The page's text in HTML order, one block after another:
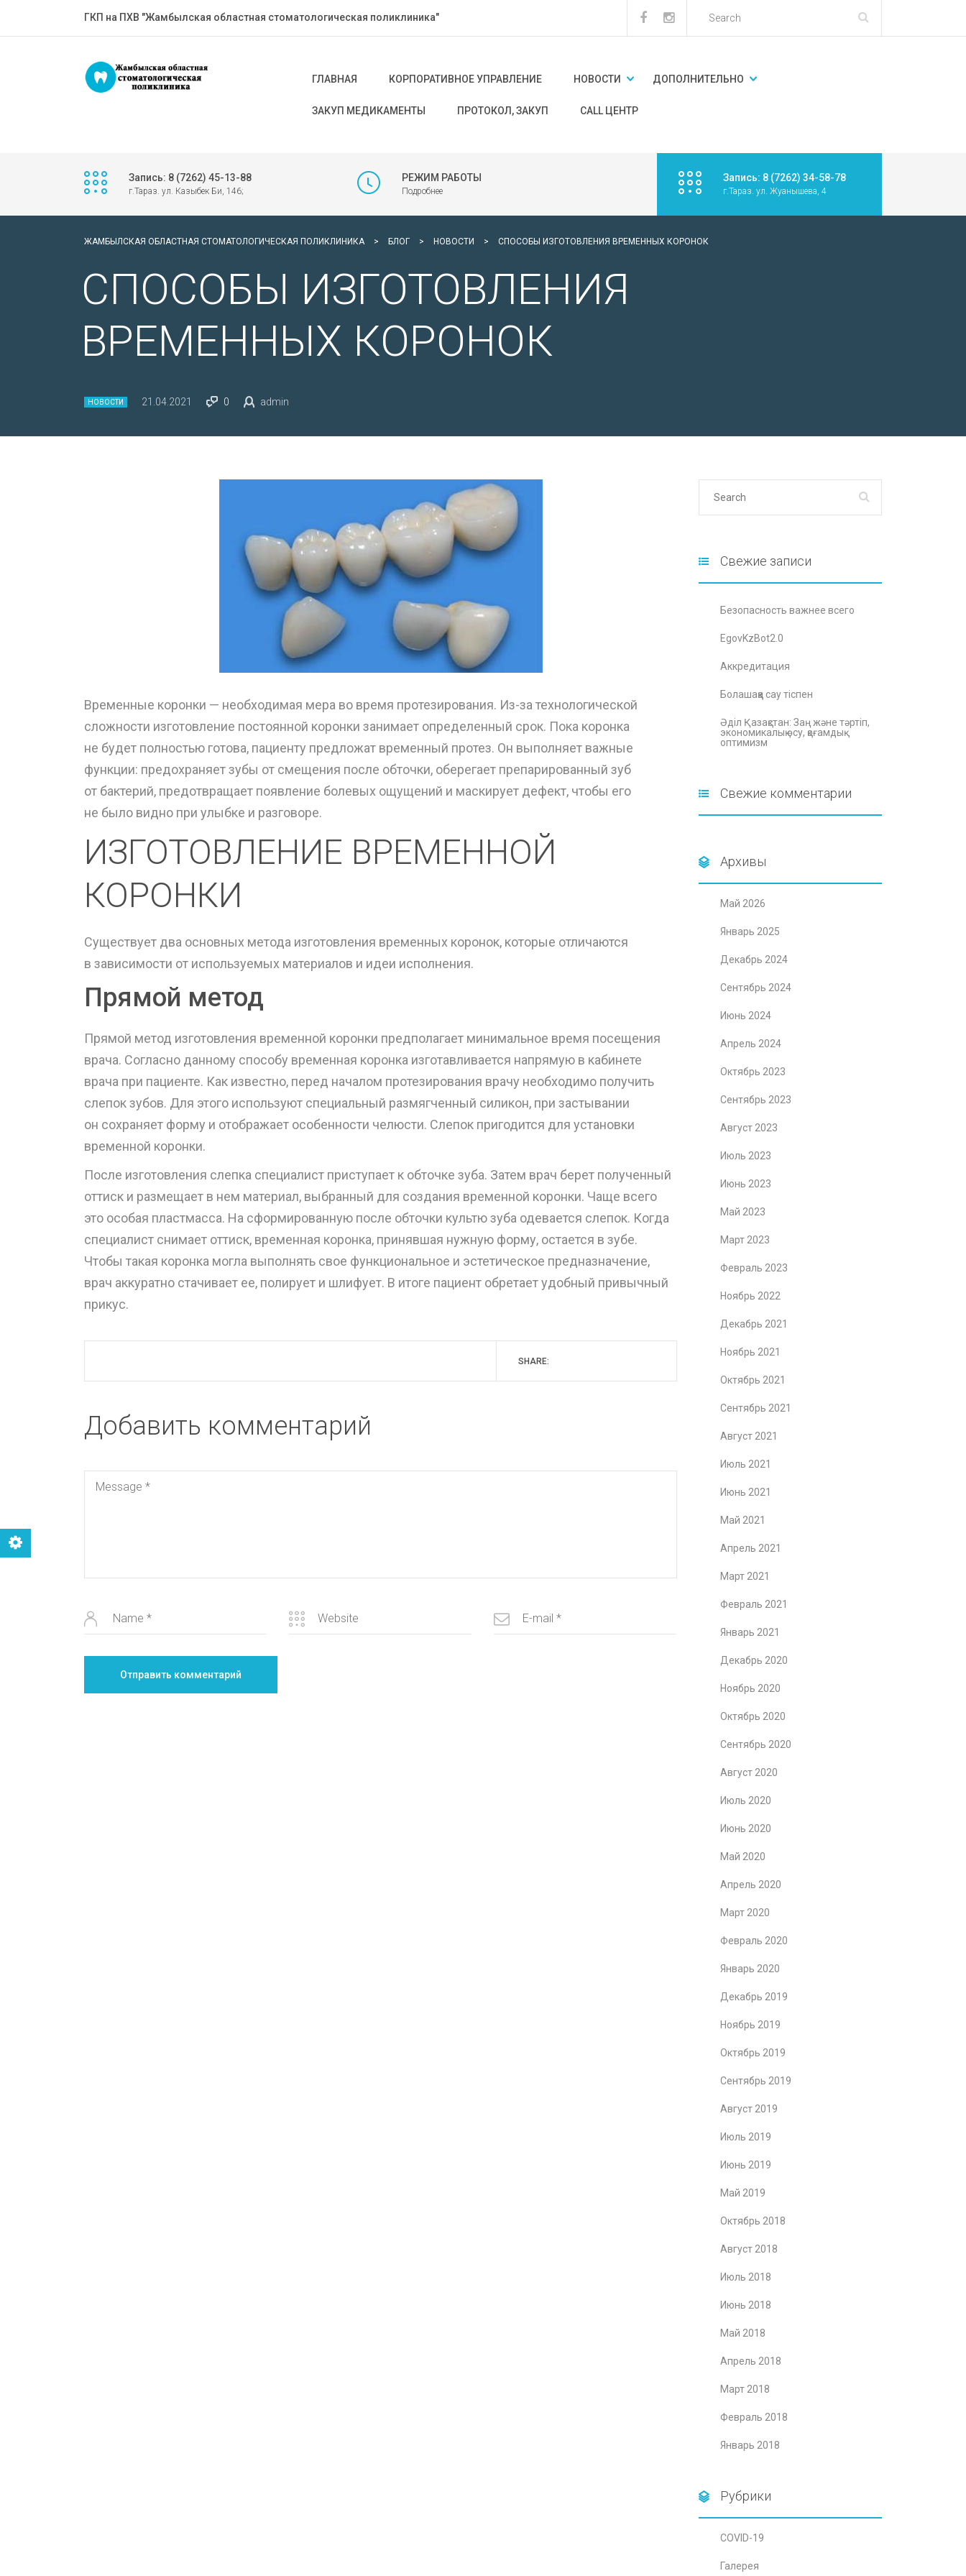
ГКП на ПХВ "Жамбылская областная стоматологическая поликлиника"
ГЛАВНАЯ КОРПОРАТИВНОЕ УПРАВЛЕНИЕ НОВОСТИ ДОПОЛНИТЕЛЬНО
ЗАКУП МЕДИКАМЕНТЫ ПРОТОКОЛ, ЗАКУП CALL ЦЕНТР
Запись: 8 (7262) 45-13-88
г.Тараз. ул. Казыбек Би, 146;
РЕЖИМ РАБОТЫ
Подробнее
Запись: 8 (7262) 34-58-78
г.Тараз. ул. Жуанышева, 4
ЖАМБЫЛСКАЯ ОБЛАСТНАЯ СТОМАТОЛОГИЧЕСКАЯ ПОЛИКЛИНИКА > БЛОГ > НОВОСТИ > СПОСОБЫ ИЗГОТОВЛЕНИЯ ВРЕМЕННЫХ КОРОНОК
СПОСОБЫ ИЗГОТОВЛЕНИЯ
ВРЕМЕННЫХ КОРОНОК
НОВОСТИ 21.04.2021 0 admin
Временные коронки — необходимая мера во время протезирования. Из-за технологической
сложности изготовление постоянной коронки занимает определенный срок. Пока коронка
не будет полностью готова, пациенту предложат временный протез. Он выполняет важные
функции: предохраняет зубы от смещения после обточки, оберегает препарированный зуб
от бактерий, предотвращает появление болевых ощущений и маскирует дефект, чтобы его
не было видно при улыбке и разговоре.
ИЗГОТОВЛЕНИЕ ВРЕМЕННОЙ
КОРОНКИ
Существует два основных метода изготовления временных коронок, которые отличаются
в зависимости от используемых материалов и идеи исполнения.
Прямой метод
Прямой метод изготовления временной коронки предполагает минимальное время посещения
врача. Согласно данному способу временная коронка изготавливается напрямую в кабинете
врача при пациенте. Как известно, перед началом протезирования врачу необходимо получить
слепок зубов. Для этого используют специальный размягченный силикон, при застывании
он сохраняет форму и отображает особенности челюсти. Слепок пригодится для установки
временной коронки.
После изготовления слепка специалист приступает к обточке зуба. Затем врач берет полученный
оттиск и размещает в нем материал, выбранный для создания временной коронки. Чаще всего
это особая пластмасса. На сформированную после обточки культю зуба одевается слепок. Когда
специалист снимает оттиск, временная коронка, принявшая нужную форму, остается в зубе.
Чтобы такая коронка могла выполнять свое функциональное и эстетическое предназначение,
врач аккуратно стачивает ее, полирует и шлифует. В итоге пациент обретает удобный привычный
прикус.
SHARE:
Добавить комментарий
Свежие записи
Безопасность важнее всего
EgovKzBot2.0
Аккредитация
Болашаққа сау тіспен
Әділ Қазақстан: Заң және тәртіп,
экономикалық өсу, қоғамдық
оптимизм
Свежие комментарии
Архивы
Май 2026
Январь 2025
Декабрь 2024
Сентябрь 2024
Июнь 2024
Апрель 2024
Октябрь 2023
Сентябрь 2023
Август 2023
Июль 2023
Июнь 2023
Май 2023
Март 2023
Февраль 2023
Ноябрь 2022
Декабрь 2021
Ноябрь 2021
Октябрь 2021
Сентябрь 2021
Август 2021
Июль 2021
Июнь 2021
Май 2021
Апрель 2021
Март 2021
Февраль 2021
Январь 2021
Декабрь 2020
Ноябрь 2020
Октябрь 2020
Сентябрь 2020
Август 2020
Июль 2020
Июнь 2020
Май 2020
Апрель 2020
Март 2020
Февраль 2020
Январь 2020
Декабрь 2019
Ноябрь 2019
Октябрь 2019
Сентябрь 2019
Август 2019
Июль 2019
Июнь 2019
Май 2019
Октябрь 2018
Август 2018
Июль 2018
Июнь 2018
Май 2018
Апрель 2018
Март 2018
Февраль 2018
Январь 2018
Рубрики
COVID-19
Галерея